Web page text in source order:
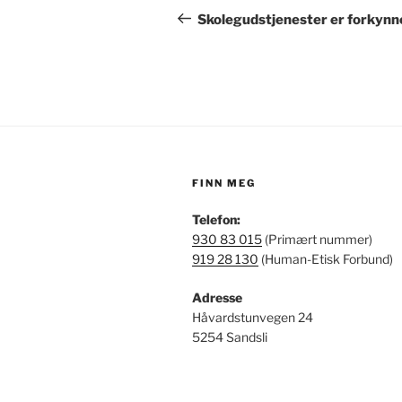
innlegg
Skolegudstjenester er
FINN MEG
Telefon:
930 83 015 (Primært nummer)
919 28 130 (Human-Etisk Forbund)
Adresse
Håvardstunvegen 24
5254 Sandsli